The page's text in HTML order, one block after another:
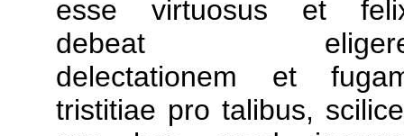
esse virtuosus et
debeat
delectationem et
tristitiae pro talibus,